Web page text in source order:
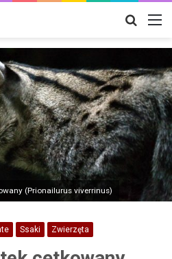
Szukaj
(Prionailurus viverrinus)
Ssaki Zwierzęta